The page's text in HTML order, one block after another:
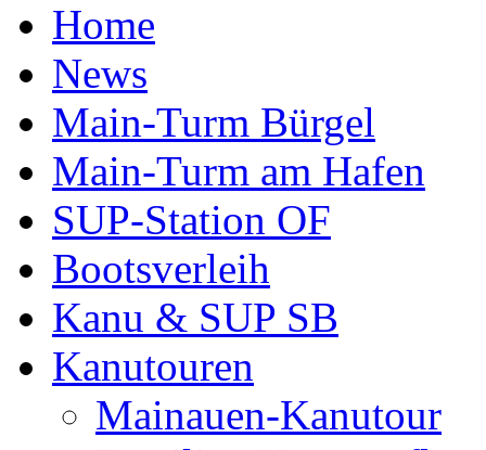
Home
News
Main-Turm Bürgel
Main-Turm am Hafen
SUP-Station OF
Bootsverleih
Kanu & SUP SB
Kanutouren
Mainauen-Kanutour